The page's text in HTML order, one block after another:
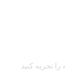
تجربه کنید